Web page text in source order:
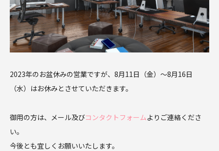
2023年のお盆休みの営業ですが、8月11日（金）～8月16日
（水）はお休みとさせていただきます。
御用の方は、メール及びコンタクトフォームよりご連絡くださ
い。
今後とも宜しくお願いいたします。